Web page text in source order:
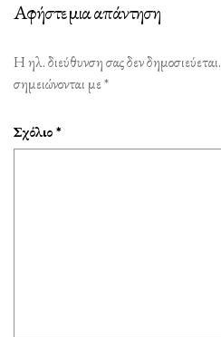
Αφήστε μια απάντηση
Η ηλ. διεύθυνση σας δεν δημοσιεύεται.
σημειώνονται με*
Σχόλιο*